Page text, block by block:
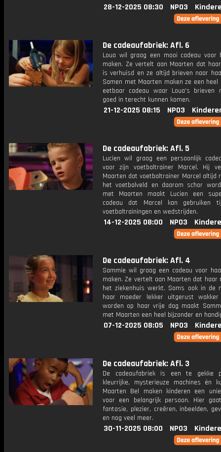
28-12-2025 08:30 NPO3
De cadeaufabriek: Afl. 6
Loua wil graag een mooi cadeau voor
maken. Ze vertelt aan Maarten dat
is verhuisd en ze altijd brieven naar
Samen met Maarten maken ze een heel
eetbaar cadeau waar Loua's brieven
goed in terecht kunnen komen.
21-12-2025 08:15 NPO3
De cadeaufabriek: Afl. 5
Lucien wil graag een persoonlijk
voor zijn voetbaltrainer Marcel. Hij
Maarten dat voetbaltrainer Marcel altijd
het voetbalveld en daarom schor
met Maarten maakt Lucien een
cadeau dat Marcel kan gebruiken
voetbaltrainingen en wedstrijden.
14-12-2025 08:00 NPO3
De cadeaufabriek: Afl. 4
Sammie wil graag een cadeau voor
maken. Ze vertelt aan Maarten dat haar
het ziekenhuis werkt. Soms ook in de
haar moeder lekker uitgerust
worden op haar vrije dag maakt
met Maarten een heel bijzonder en
07-12-2025 08:05 NPO3
De cadeaufabriek: Afl. 3
De cadeaufabriek is een te gekke
kleurrijke, mysterieuze machines én
Maarten Bel maken kinderen een
voor een belangrijk persoon. Hier
fantasie, plezier, creëren, inbeelden,
en nog veel meer.
30-11-2025 08:00 NPO3